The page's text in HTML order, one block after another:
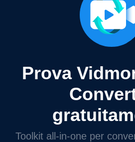
Prova
Toolkit all-in-one per